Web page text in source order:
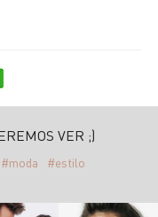
VER ;)
#moda #estilo